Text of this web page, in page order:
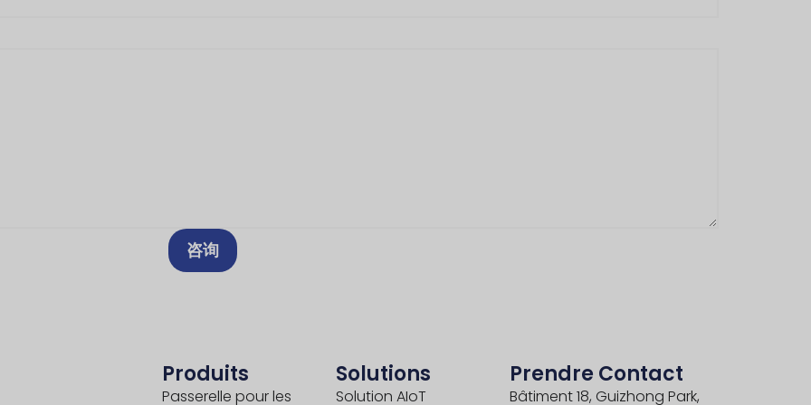
咨询
Produits
Passerelle pour les
Solutions
Solution AIoT
Prendre Contact
Bâtiment 18, Guizhong Park,